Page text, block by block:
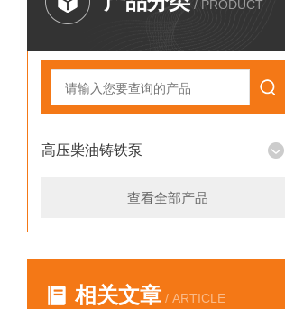
/ PRODUCT
高压柴油铸铁泵
查看全部产品
相关文章 / ARTICLE